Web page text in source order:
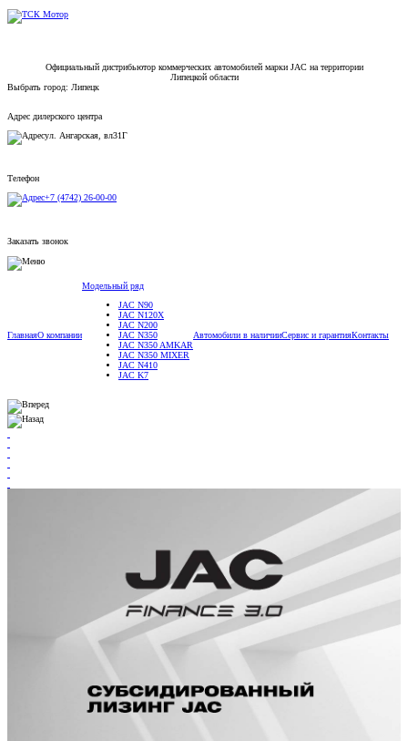
Официальный дистрибьютор коммерческих автомобилей марки JAC на территории
Липецкой области
Выбрать город: Липецк
Адрес дилерского центра
ул. Ангарская, вл31Г
Телефон
+7 (4742) 26-00-00
Заказать звонок
ГлавнаяО компании
Модельный ряд
JAC N90
JAC N120X
JAC N200
JAC N350
JAC N350 AMKAR
JAC N350 MIXER
JAC N410
JAC K7
Автомобили в наличииСервис и гарантияКонтакты